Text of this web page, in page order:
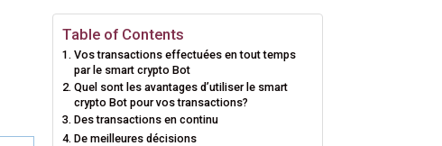
Table of Contents
Vos transactions effectuées en tout temps
par le smart crypto Bot
Quel sont les avantages d’utiliser le smart
crypto Bot pour vos transactions?
Des transactions en continu
De meilleures décisions